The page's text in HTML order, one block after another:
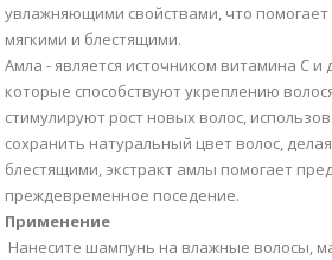
увлажняющими свойствами, что помогает
мягкими и блестящими.
Амла - является источником витамина C и
которые способствуют укреплению
стимулируют рост новых волос,
сохранить натуральный цвет волос,
блестящими, экстракт амлы помогает
преждевременное поседение.
Применение
Нанесите шампунь на влажные волосы,